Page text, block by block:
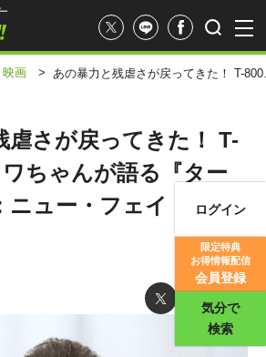
ログイン
限定特典
お得情報配信
会員登録
気分で
検索
映画 > あの暴力と残虐さが戻ってきた！ T-
虐さが戻ってきた！ T-
ちゃんが語る『ター
ニュー・フェイト』